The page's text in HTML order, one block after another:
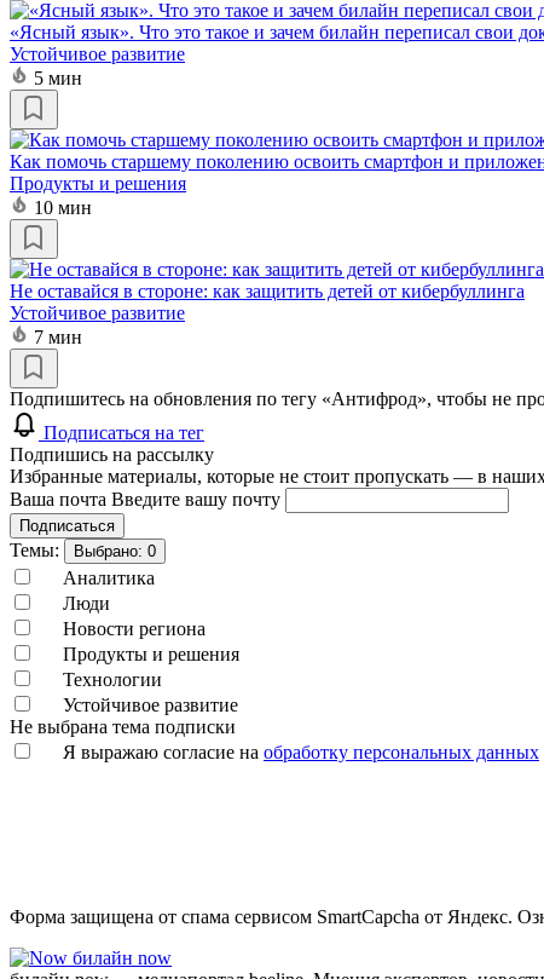
«Ясный язык». Что это такое и зачем билайн переписал свои
Устойчивое развитие
5 мин
Как помочь старшему поколению освоить смартфон и
Продукты и решения
10 мин
Не оставайся в стороне: как защитить детей от кибербуллинга
Устойчивое развитие
7 мин
Подпишитесь на обновления по тегу «Антифрод», чтобы не
Подписаться на тег
Подпишись на рассылку
Избранные материалы, которые не стоит пропускать — в
Ваша почта Введите вашу почту
Подписаться
Темы: Выбрано: 0
Аналитика
Люди
Новости региона
Продукты и решения
Технологии
Устойчивое развитие
Не выбрана тема подписки
Я выражаю согласие на обработку персональных данных
Форма защищена от спама сервисом SmartCapcha от Яндекс.
билайн now